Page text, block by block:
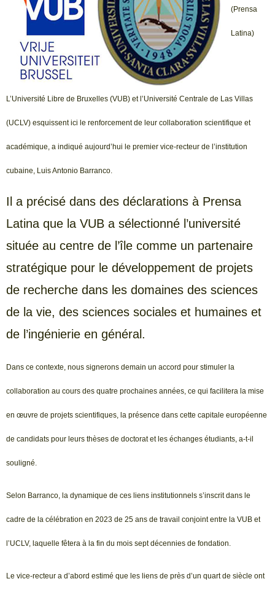
(Prensa
Latina)
L’Université Libre de Bruxelles (VUB) et l’Université Centrale de Las Villas
(UCLV) esquissent ici le renforcement de leur collaboration scientifique et
académique, a indiqué aujourd’hui le premier vice-recteur de l’institution
cubaine, Luis Antonio Barranco.
Il a précisé dans des déclarations à Prensa
Latina que la VUB a sélectionné l’université
située au centre de l’île comme un partenaire
stratégique pour le développement de projets
de recherche dans les domaines des sciences
de la vie, des sciences sociales et humaines et
de l’ingénierie en général.
Dans ce contexte, nous signerons demain un accord pour stimuler la
collaboration au cours des quatre prochaines années, ce qui facilitera la mise
en œuvre de projets scientifiques, la présence dans cette capitale européenne
de candidats pour leurs thèses de doctorat et les échanges étudiants, a-t-il
souligné.
Selon Barranco, la dynamique de ces liens institutionnels s’inscrit dans le
cadre de la célébration en 2023 de 25 ans de travail conjoint entre la VUB et
l’UCLV, laquelle fêtera à la fin du mois sept décennies de fondation.
Le vice-recteur a d’abord estimé que les liens de près d’un quart de siècle ont